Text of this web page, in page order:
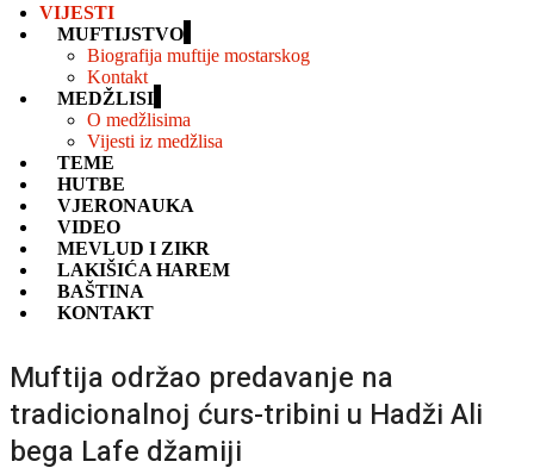
VIJESTI
MUFTIJSTVO
Biografija muftije mostarskog
Kontakt
MEDŽLISI
O medžlisima
Vijesti iz medžlisa
TEME
HUTBE
VJERONAUKA
VIDEO
MEVLUD I ZIKR
LAKIŠIĆA HAREM
BAŠTINA
KONTAKT
Muftija održao predavanje na
tradicionalnoj ćurs-tribini u Hadži Ali
bega Lafe džamiji